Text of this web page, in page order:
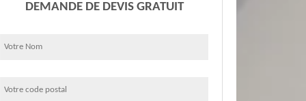
DEMANDE DE DEVIS GRATUIT